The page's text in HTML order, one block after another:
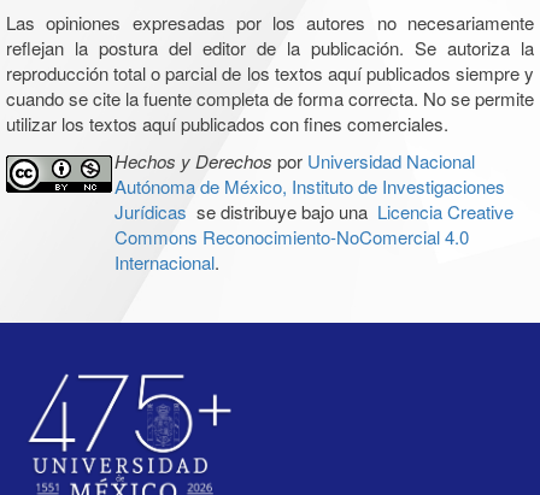
Las opiniones expresadas por los autores no necesariamente
reflejan la postura del editor de la publicación. Se autoriza la
reproducción total o parcial de los textos aquí publicados siempre y
cuando se cite la fuente completa de forma correcta. No se permite
utilizar los textos aquí publicados con fines comerciales.
Hechos y Derechos por Universidad Nacional
Autónoma de México, Instituto de Investigaciones
Jurídicas se distribuye bajo una Licencia Creative
Commons Reconocimiento-NoComercial 4.0
Internacional.